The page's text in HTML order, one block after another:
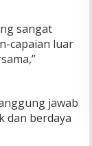
sangat
capaian luar
jawab
dan berdaya